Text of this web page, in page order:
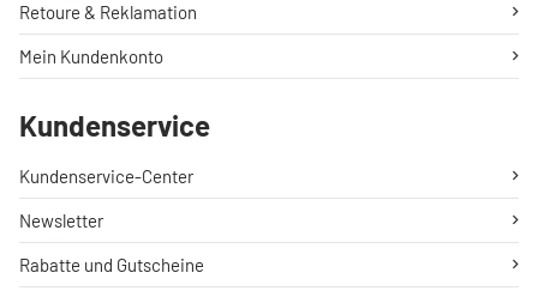
Retoure & Reklamation
Mein Kundenkonto
Kundenservice
Kundenservice-Center
Newsletter
Rabatte und Gutscheine